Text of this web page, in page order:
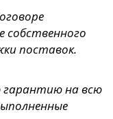
собственного
поставок.
гарантию на всю